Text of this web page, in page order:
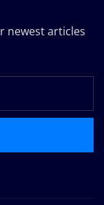
newest articles